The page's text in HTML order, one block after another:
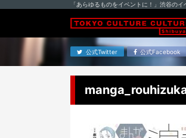
「あらゆるものをイベントに！」渋谷の
公式Twitter 公式Facebook